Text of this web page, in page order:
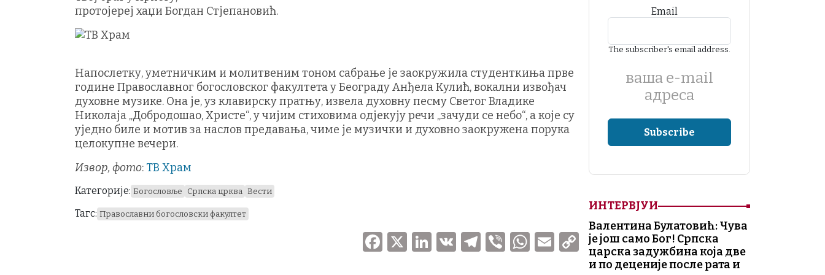
протојереј хаџи Богдан Стјепановић.
Напослетку, уметничким и молитвеним тоном сабрање је заокружила студенткиња прве
године Православног богословског факултета у Београду Анђела Кулић, вокални извођач
духовне музике. Она је, уз клавирску пратњу, извела духовну песму Светог Владике
Николаја „Добродошао, Христе“, у чијим стиховима одјекују речи „зачуди се небо“, а које су
уједно биле и мотив за наслов предавања, чиме је музички и духовно заокружена порука
целокупне вечери.
Извор, фото: ТВ Храм
Категорије: Богословље Српска црква Вести
Тагс: Православни богословски факултет
F
a
X
Li
n
V
K
T
el
V
ib
W
h
E
m
C
o
Email
The subscriber's email address.
ваша е-mail
адреса
ИНТЕРВЈУИ
Валентина Булатовић: Чува
је још само Бог! Српска
царска задужбина која две
и по деценије после рата и